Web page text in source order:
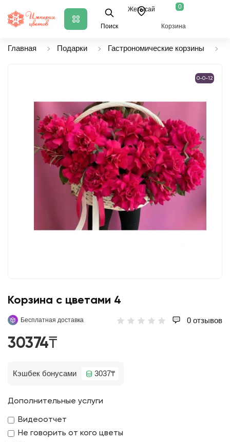
Поиск
Жетысай 0
Корзина
Главная Подарки Гастрономические корзины
0-0-12
Корзина с цветами 4
Бесплатная доставка 0 отзывов
30374₸
Кэшбек бонусами 3037₸
Дополнительные услуги
Видеоотчет
Не говорить от кого цветы